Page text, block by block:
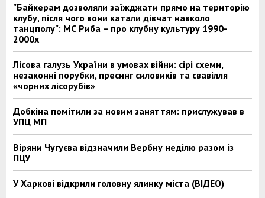
"Байкерам дозволяли заїжджати прямо на територію
клубу, після чого вони катали дівчат навколо
танцполу": МС Риба – про клубну культуру 1990-
2000х
Лісова галузь України в умовах війни: сірі схеми,
незаконні порубки, пресинг силовиків та свавілля
«чорних лісорубів»
Добкіна помітили за новим заняттям: прислужував в
УПЦ МП
Віряни Чугуєва відзначили Вербну неділю разом із
ПЦУ
У Харкові відкрили головну ялинку міста (ВІДЕО)